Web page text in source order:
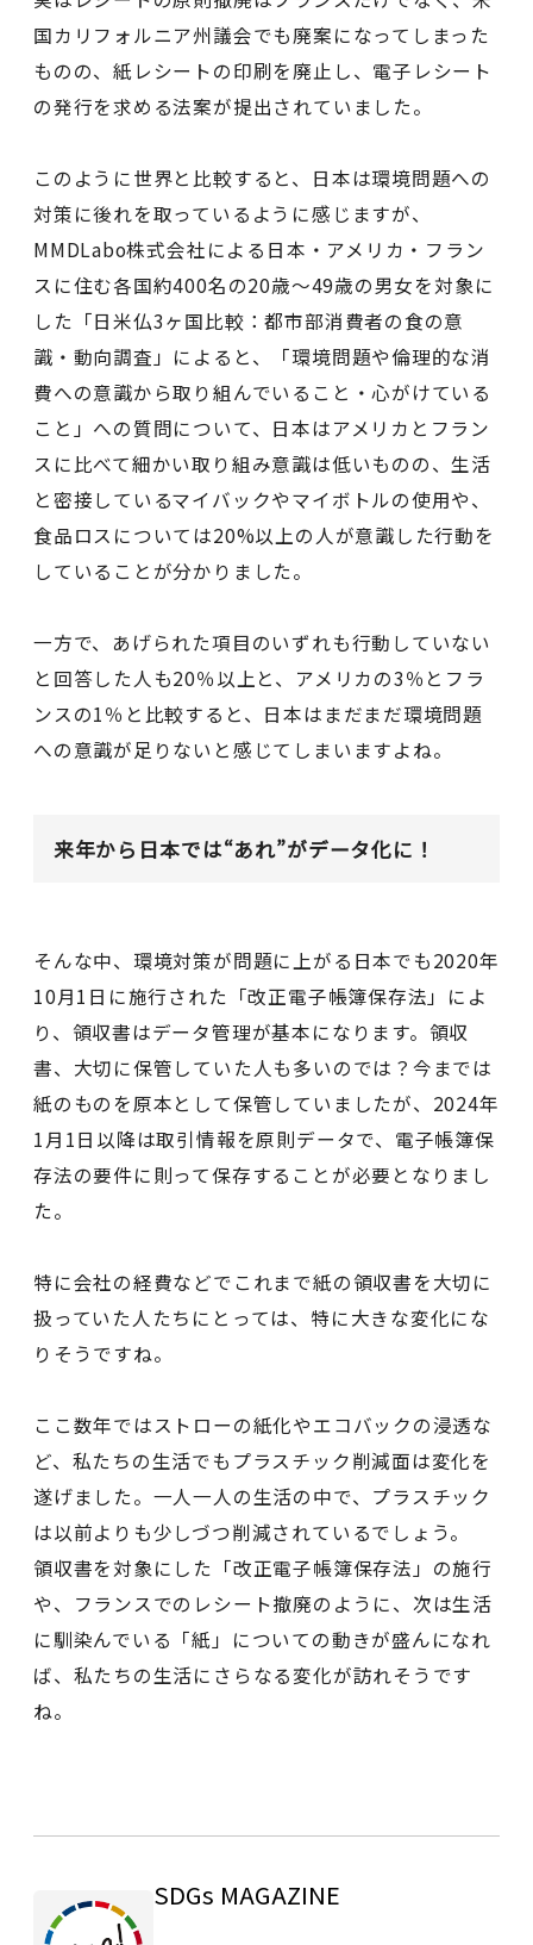
国カリフォルニア州議会でも廃案になってしまった
ものの、紙レシートの印刷を廃止し、電子レシート
の発行を求める法案が提出されていました。
このように世界と比較すると、日本は環境問題への
対策に後れを取っているように感じますが、
MMDLabo株式会社による日本・アメリカ・フラン
スに住む各国約400名の20歳～49歳の男女を対象に
した「日米仏3ヶ国比較：都市部消費者の食の意
識・動向調査」によると、「環境問題や倫理的な消
費への意識から取り組んでいること・心がけている
こと」への質問について、日本はアメリカとフラン
スに比べて細かい取り組み意識は低いものの、生活
と密接しているマイバックやマイボトルの使用や、
食品ロスについては20%以上の人が意識した行動を
していることが分かりました。
一方で、あげられた項目のいずれも行動していない
と回答した人も20％以上と、アメリカの3％とフラ
ンスの1％と比較すると、日本はまだまだ環境問題
への意識が足りないと感じてしまいますよね。
来年から日本では“あれ”がデータ化に！
そんな中、環境対策が問題に上がる日本でも2020年
10月1日に施行された「改正電子帳簿保存法」によ
り、領収書はデータ管理が基本になります。領収
書、大切に保管していた人も多いのでは？今までは
紙のものを原本として保管していましたが、2024年
1月1日以降は取引情報を原則データで、電子帳簿保
存法の要件に則って保存することが必要となりまし
た。
特に会社の経費などでこれまで紙の領収書を大切に
扱っていた人たちにとっては、特に大きな変化にな
りそうですね。
ここ数年ではストローの紙化やエコバックの浸透な
ど、私たちの生活でもプラスチック削減面は変化を
遂げました。一人一人の生活の中で、プラスチック
は以前よりも少しづつ削減されているでしょう。
領収書を対象にした「改正電子帳簿保存法」の施行
や、フランスでのレシート撤廃のように、次は生活
に馴染んでいる「紙」についての動きが盛んになれ
ば、私たちの生活にさらなる変化が訪れそうです
ね。
SDGs MAGAZINE